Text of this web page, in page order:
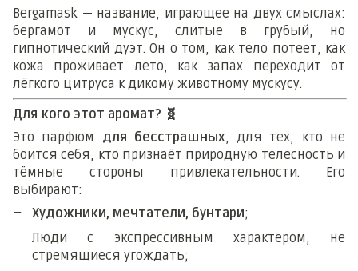
Bergamask — название, играющее на двух смыслах:
бергамот и мускус, слитые в грубый, но
гипнотический дуэт. Он о том, как тело потеет, как
кожа проживает лето, как запах переходит от
лёгкого цитруса к дикому животному мускусу.
Для кого этот аромат? 🧬
Это парфюм для бесстрашных, для тех, кто не
боится себя, кто признаёт природную телесность и
тёмные стороны привлекательности. Его
выбирают:
Художники, мечтатели, бунтари;
Люди с экспрессивным характером, не
стремящиеся угождать;